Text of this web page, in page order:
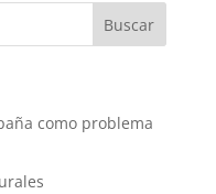
como problema